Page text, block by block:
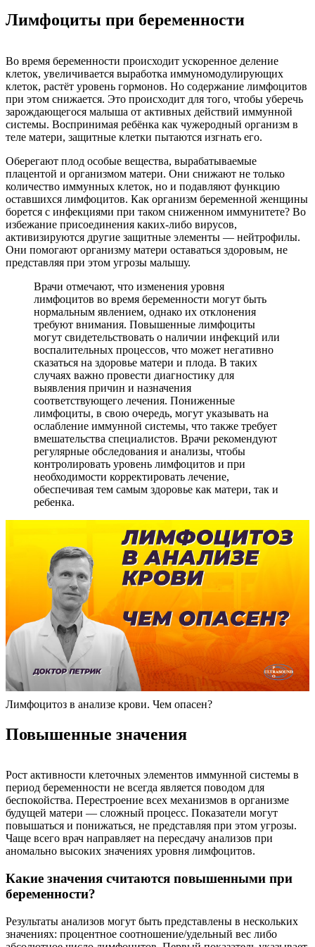
Лимфоциты при беременности
Во время беременности происходит ускоренное деление
клеток, увеличивается выработка иммуномодулирующих
клеток, растёт уровень гормонов. Но содержание лимфоцитов
при этом снижается. Это происходит для того, чтобы уберечь
зарождающегося малыша от активных действий иммунной
системы. Воспринимая ребёнка как чужеродный организм в
теле матери, защитные клетки пытаются изгнать его.
Оберегают плод особые вещества, вырабатываемые
плацентой и организмом матери. Они снижают не только
количество иммунных клеток, но и подавляют функцию
оставшихся лимфоцитов. Как организм беременной женщины
борется с инфекциями при таком сниженном иммунитете? Во
избежание присоединения каких-либо вирусов,
активизируются другие защитные элементы — нейтрофилы.
Они помогают организму матери оставаться здоровым, не
представляя при этом угрозы малышу.
Врачи отмечают, что изменения уровня
лимфоцитов во время беременности могут быть
нормальным явлением, однако их отклонения
требуют внимания. Повышенные лимфоциты
могут свидетельствовать о наличии инфекций или
воспалительных процессов, что может негативно
сказаться на здоровье матери и плода. В таких
случаях важно провести диагностику для
выявления причин и назначения
соответствующего лечения. Пониженные
лимфоциты, в свою очередь, могут указывать на
ослабление иммунной системы, что также требует
вмешательства специалистов. Врачи рекомендуют
регулярные обследования и анализы, чтобы
контролировать уровень лимфоцитов и при
необходимости корректировать лечение,
обеспечивая тем самым здоровье как матери, так и
ребенка.
Лимфоцитоз в анализе крови. Чем опасен?
Повышенные значения
Рост активности клеточных элементов иммунной системы в
период беременности не всегда является поводом для
беспокойства. Перестроение всех механизмов в организме
будущей матери — сложный процесс. Показатели могут
повышаться и понижаться, не представляя при этом угрозы.
Чаще всего врач направляет на пересдачу анализов при
аномально высоких значениях уровня лимфоцитов.
Какие значения считаются повышенными при
беременности?
Результаты анализов могут быть представлены в нескольких
значениях: процентное соотношение/удельный вес либо